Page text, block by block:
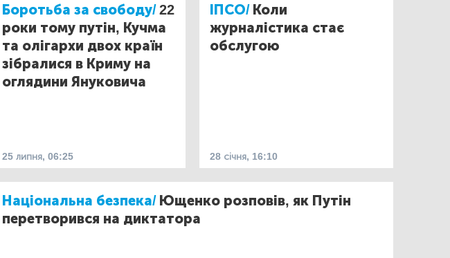
Боротьба за свободу/22
роки тому путін, Кучма
та олігархи двох країн
зібралися в Криму на
оглядини Януковича
25 липня, 06:25
ІПСО/ Коли
журналістика стає
обслугою
28 січня, 16:10
Національна безпека/ Ющенко розповів, як Путін
перетворився на диктатора